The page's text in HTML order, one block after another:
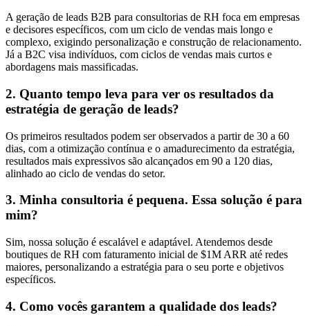
A geração de leads B2B para consultorias de RH foca em empresas
e decisores específicos, com um ciclo de vendas mais longo e
complexo, exigindo personalização e construção de relacionamento.
Já a B2C visa indivíduos, com ciclos de vendas mais curtos e
abordagens mais massificadas.
2. Quanto tempo leva para ver os resultados da
estratégia de geração de leads?
Os primeiros resultados podem ser observados a partir de 30 a 60
dias, com a otimização contínua e o amadurecimento da estratégia,
resultados mais expressivos são alcançados em 90 a 120 dias,
alinhado ao ciclo de vendas do setor.
3. Minha consultoria é pequena. Essa solução é para
mim?
Sim, nossa solução é escalável e adaptável. Atendemos desde
boutiques de RH com faturamento inicial de $1M ARR até redes
maiores, personalizando a estratégia para o seu porte e objetivos
específicos.
4. Como vocês garantem a qualidade dos leads?